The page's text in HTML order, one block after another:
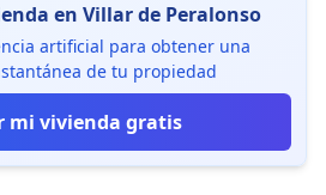
en Villar de Peralonso
artificial para obtener una
de tu propiedad
mi vivienda gratis